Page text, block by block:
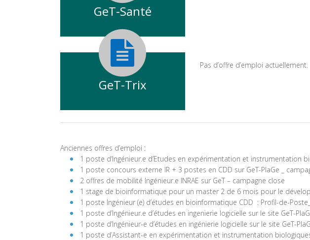
GeT-Santé
GeT-Trix
Pas d’offre d’emploi actuellement.
Anciennes offres d’emploi :
1 poste d’Ingénieur.e d’Etudes en expérimentation et instrumentation
1 poste concours externe IR + 3 postes en CDD sur GeT-PlaGe _
2 offres de mobilité Ingénieur.e INRAE sur GeT – campagne close
1 stage de bioinformatique pour un master 2 de 6 mois pour le
1 poste Ingénieur (e) d’études en bioinformatique CDD : Profil-de-
1 poste d’Ingénieur.e d’études en ingenierie logicielle sur le site GeT-
1 poste d’Ingénieur-e d’études en ingénierie logicielle sur le site GeT-
1 poste d’Assistant-e en expérimentation et instrumentation